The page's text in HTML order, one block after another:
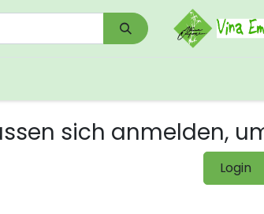
sich anmelden,
Login